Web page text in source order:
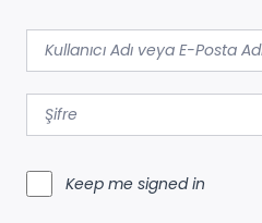
Keep me signed in